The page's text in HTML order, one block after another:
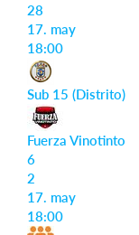
28
17. may
18:00
Sub 15 (Distrito)
Fuerza Vinotinto
6
2
17. may
18:00